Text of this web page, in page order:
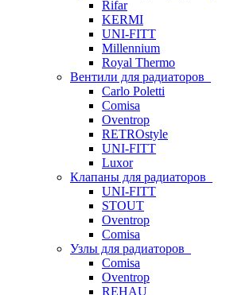
Rifar
KERMI
UNI-FITT
Millennium
Royal Thermo
Вентили для радиаторов
Carlo Poletti
Comisa
Oventrop
RETROstyle
UNI-FITT
Luxor
Клапаны для радиаторов
UNI-FITT
STOUT
Oventrop
Comisa
Узлы для радиаторов
Comisa
Oventrop
REHAU